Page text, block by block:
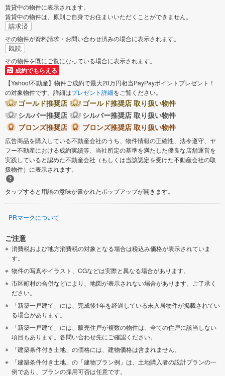
賃貸中の物件に表示されます。
賃貸中の物件は、原則ご自身でお住まいいただくことができません。
請求済
その物件が資料請求・お問い合わせ済みの場合に表示されます。
既読
その物件を既にご覧になっている場合に表示されます。
成約でもらえる
【Yahoo!不動産】物件ご成約で最大20万円相当PayPayポイントプレゼント！
の対象物件です。詳細はプレゼント詳細をご覧ください。
ゴールド推奨店
ゴールド推奨店 取り扱い物件
シルバー推奨店
シルバー推奨店 取り扱い物件
ブロンズ推奨店
ブロンズ推奨店 取り扱い物件
広告商品を購入している不動産会社のうち、物件情報の正確性、法令遵守、ヤ
フー不動産における成約実績等、当社所定の基準を満たした優良な店舗運営を
実践していると認めた不動産会社（もしくは当該認定を受けた不動産会社の取
扱物件）に表示されます。
タップすると用語の意味が書かれたポップアップが開きます。
PRマークについて
ご注意
消費税および地方消費税の対象となる場合は税込み価格が表示されていま
す。
物件の写真やイラスト、CGなどは実際と異なる場合があります。
市区町村の合併などにより、地図が表示されない場合があります。ご了承く
ださい。
「新築一戸建て」には、完成後1年を経過している未入居物件が掲載されてい
る場合があります。
「新築一戸建て」には、販売住戸が複数の物件は、全ての住戸に該当しない
項目もあります。各問い合わせ先にご確認ください。
「建築条件付き土地」の価格には、建物価格は含まれません。
「建築条件付き土地」の「建物プラン例」は、土地購入者の設計プランの一
例であり、プランの採用可否は任意です。